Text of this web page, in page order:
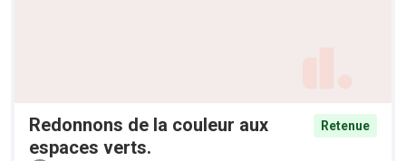
Redonnons de la couleur aux
espaces verts.
Retenue